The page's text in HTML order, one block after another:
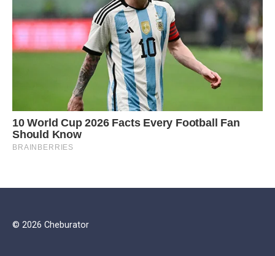
© 2026 Cheburator